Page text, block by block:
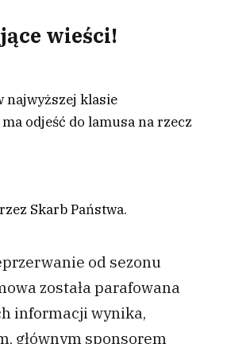
wieści!
najwyższej klasie
odjeść do lamusa na rzecz
Skarb Państwa.
od sezonu
została parafowana
informacji wynika,
głównym sponsorem